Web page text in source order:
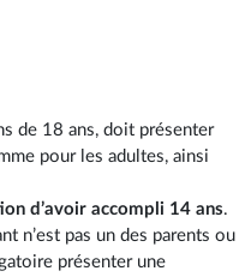
de 18 ans, doit présenter
pour les adultes, ainsi
d’avoir accompli 14 ans.
n’est pas un des parents ou
présenter une